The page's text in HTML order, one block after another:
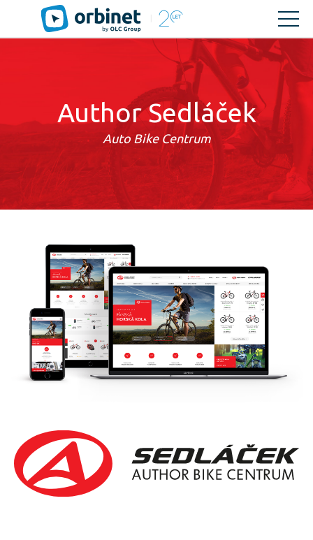
Author Sedláček
Auto Bike Centrum